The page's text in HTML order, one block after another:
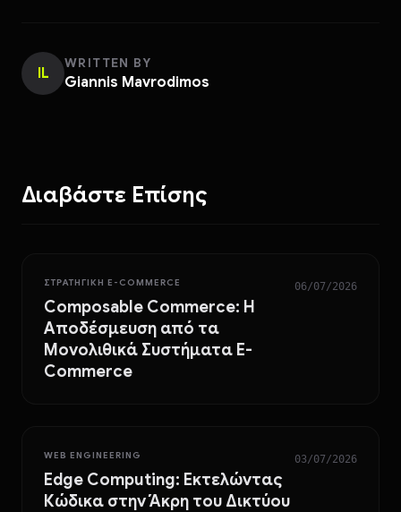
IL
WRITTEN BY
Giannis Mavrodimos
Διαβάστε Επίσης
ΣΤΡΑΤΗΓΙΚΉ E-COMMERCE
Composable Commerce: Η
Αποδέσμευση από τα
Μονολιθικά Συστήματα E-
Commerce
06/07/2026
WEB ENGINEERING
Edge Computing: Εκτελώντας
Κώδικα στην Άκρη του Δικτύου
03/07/2026